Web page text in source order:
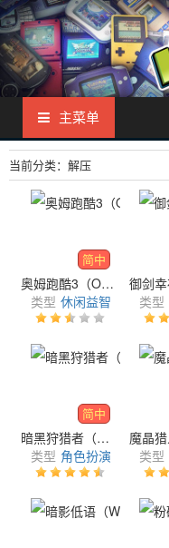
主菜单
当前分类：解压
简中
奥姆跑酷3（Om Nom Run 3）
类型 休闲益智
类型
简中
暗黑狩猎者（Dark Slayer）
类型 角色扮演
类型